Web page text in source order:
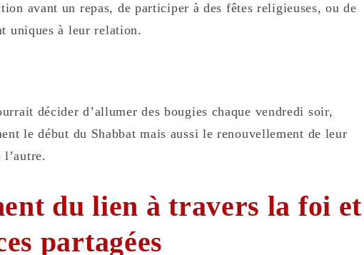
avant un repas, de participer à des fêtes religieuses, ou de
uniques à leur relation.
décider d’allumer des bougies chaque vendredi soir,
le début du Shabbat mais aussi le renouvellement de leur
l’autre.
du lien à travers la foi et
partagées